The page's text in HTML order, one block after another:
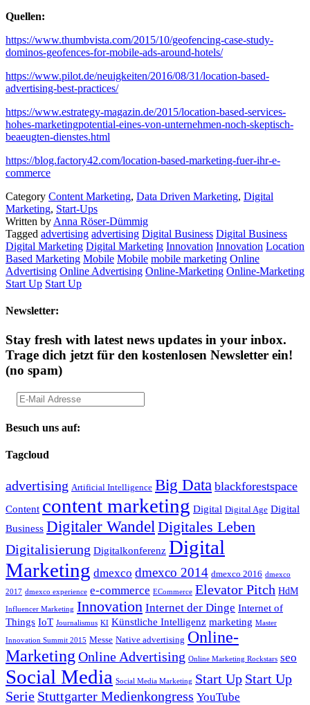
Quellen:
https://www.thumbvista.com/2015/10/geofencing-case-study-
dominos-geofences-for-mobile-ads-around-hotels/
https://www.pilot.de/neuigkeiten/2016/08/31/location-based-
advertising-best-practices/
https://www.estrategy-magazin.de/2015/location-based-services-
hohes-marketingpotential-eines-von-unternehmen-noch-skeptisch-
beaeugten-dienstes.html
https://blog.factory42.com/location-based-marketing-fuer-ihr-e-
commerce
Category Content Marketing, Data Driven Marketing, Digital
Marketing, Start-Ups
Written by Anna Röser-Dümmig
Tagged advertising advertising Digital Business Digital Business
Digital Marketing Digital Marketing Innovation Innovation Location
Based Marketing Mobile Mobile mobile marketing Online
Advertising Online Advertising Online-Marketing Online-Marketing
Start Up Start Up
Newsletter:
Stay fresh with latest news updates in your inbox.
Trage dich jetzt für den kostenlosen Newsletter ein!
(no spam)
Besuch uns auf:
Tagcloud
advertising Artificial Intelligence Big Data blackforestspace
Content content marketing Digital Digital Age Digital
Business Digitaler Wandel Digitales Leben
Digitalisierung Digitalkonferenz Digital
Marketing dmexco dmexco 2014 dmexco 2016 dmexco
2017 dmexco experience e-commerce ECommerce Elevator Pitch HdM
Influencer Marketing Innovation Internet der Dinge Internet of
Things IoT Journalismus KI Künstliche Intelligenz marketing Master
Innovation Summit 2015 Messe Native advertising Online-
Marketing Online Advertising Online Marketing Rockstars seo
Social Media Social Media Marketing Start Up Start Up
Serie Stuttgarter Medienkongress YouTube